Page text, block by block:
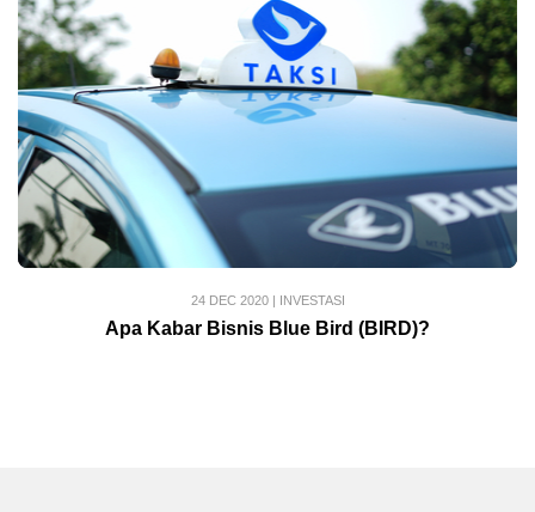
24 DEC 2020| INVESTASI
Apa Kabar Bisnis Blue Bird (BIRD)?